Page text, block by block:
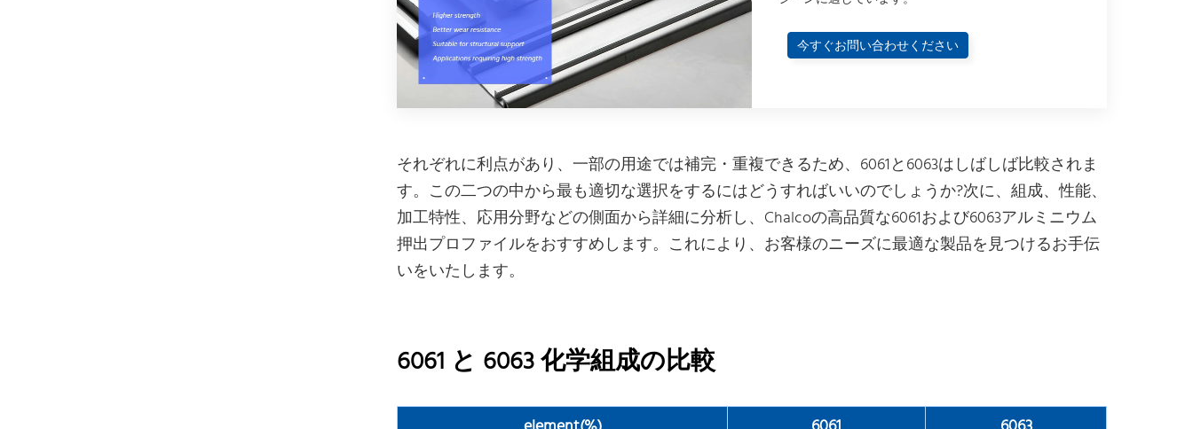
今すぐお問い合わせください
それぞれに利点があり、一部の用途では補完・重複できるため、6061と6063はしばしば比較されま
す。この二つの中から最も適切な選択をするにはどうすればいいのでしょうか?次に、組成、性能、
加工特性、応用分野などの側面から詳細に分析し、Chalcoの高品質な6061および6063アルミニウム
押出プロファイルをおすすめします。これにより、お客様のニーズに最適な製品を見つけるお手伝
いをいたします。
6061 と 6063 化学組成の比較